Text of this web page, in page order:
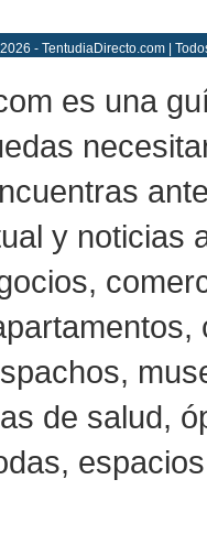
- TentudiaDirecto.com |
es una
y noticias
de salud,